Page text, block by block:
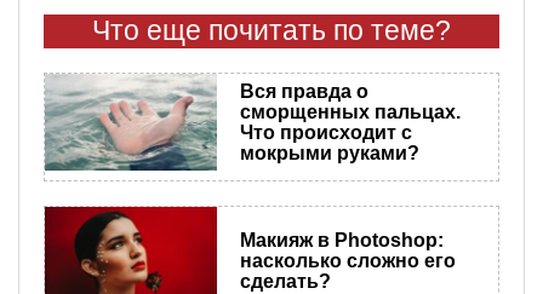
Что еще почитать по теме?
Вся правда о
сморщенных пальцах.
Что происходит с
мокрыми руками?
Макияж в Photoshop:
насколько сложно его
сделать?